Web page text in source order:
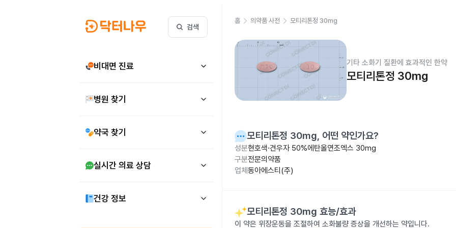
검색
비대면 진료
병원 찾기
약국 찾기
실시간 의료 상담
건강 정보
홈 의약품 사전 모티리톤정 30mg
기타 소화기 질환에 효과적인 한약
모티리톤정 30mg
모티리톤정 30mg, 어떤 약인가요?
성분현호색·견우자 50%에탄올연조엑스 30mg
구분전문의약품
업체 동아에스티(주)
모티리톤정 30mg 효능/효과
이 약은 위장운동을 조절하여 소화불량 증상을 개선하는 약입니다.